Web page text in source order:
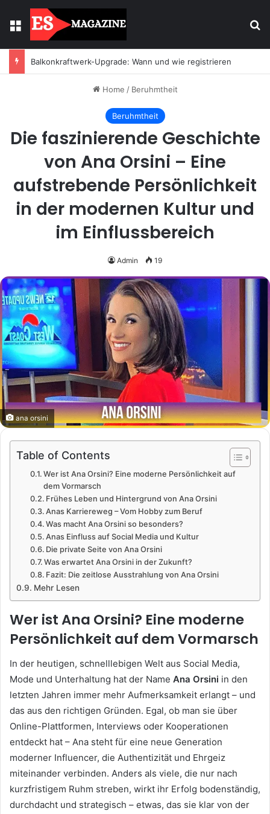
Menu
Balkonkraftwerk-Upgrade: Wann und wie registrieren
Home / Beruhmtheit
Beruhmtheit
Die faszinierende Geschichte
von Ana Orsini – Eine
aufstrebende Persönlichkeit
in der modernen Kultur und
im Einflussbereich
Admin 19
ana orsini
Table of Contents
Wer ist Ana Orsini? Eine moderne Persönlichkeit auf
dem Vormarsch
Frühes Leben und Hintergrund von Ana Orsini
Anas Karriereweg – Vom Hobby zum Beruf
Was macht Ana Orsini so besonders?
Anas Einfluss auf Social Media und Kultur
Die private Seite von Ana Orsini
Was erwartet Ana Orsini in der Zukunft?
Fazit: Die zeitlose Ausstrahlung von Ana Orsini
Mehr Lesen
Wer ist Ana Orsini? Eine moderne
Persönlichkeit auf dem Vormarsch
In der heutigen, schnelllebigen Welt aus Social Media,
Mode und Unterhaltung hat der Name Ana Orsini in den
letzten Jahren immer mehr Aufmerksamkeit erlangt – und
das aus den richtigen Gründen. Egal, ob man sie über
Online-Plattformen, Interviews oder Kooperationen
entdeckt hat – Ana steht für eine neue Generation
moderner Influencer, die Authentizität und Ehrgeiz
miteinander verbinden. Anders als viele, die nur nach
kurzfristigem Ruhm streben, wirkt ihr Erfolg bodenständig,
durchdacht und strategisch – etwas, das sie klar von der